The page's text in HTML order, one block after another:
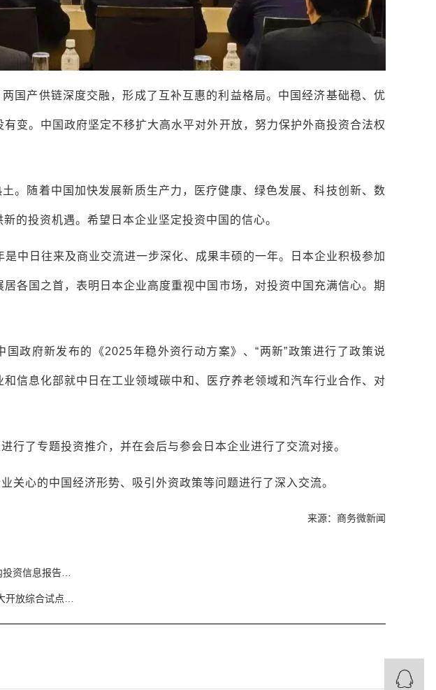
国产供链深度交融，形成了互补互惠的利益格局。中国经济基础稳、优
变。中国政府坚定不移扩大高水平对外开放，努力保护外商投资合法权
。随着中国加快发展新质生产力，医疗健康、绿色发展、科技创新、数
的投资机遇。希望日本企业坚定投资中国的信心。
中日往来及商业交流进一步深化、成果丰硕的一年。日本企业积极参加
各国之首，表明日本企业高度重视中国市场，对投资中国充满信心。期
政府新发布的《2025年稳外资行动方案》、“两新”政策进行了政策说
信息化部就中日在工业领域碳中和、医疗养老领域和汽车行业合作、对
行了专题投资推介，并在会后与参会日本企业进行了交流对接。
关心的中国经济形势、吸引外资政策等问题进行了深入交流。
来源：商务微新闻
资信息报告…
开放综合试点…